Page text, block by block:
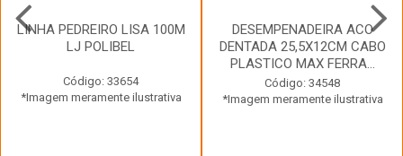
LINHA PEDREIRO LISA 100M
LJ POLIBEL
Código: 33654
*Imagem meramente ilustrativa
DESEMPENADEIRA ACO
DENTADA 25,5X12CM CABO
PLASTICO MAX FERRA...
Código: 34548
*Imagem meramente ilustrativa